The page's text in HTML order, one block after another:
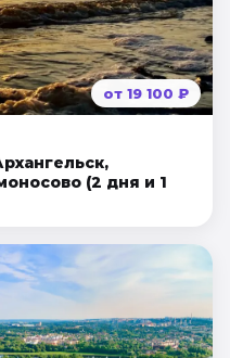
от 19 100 ₽
(2 дня и 1